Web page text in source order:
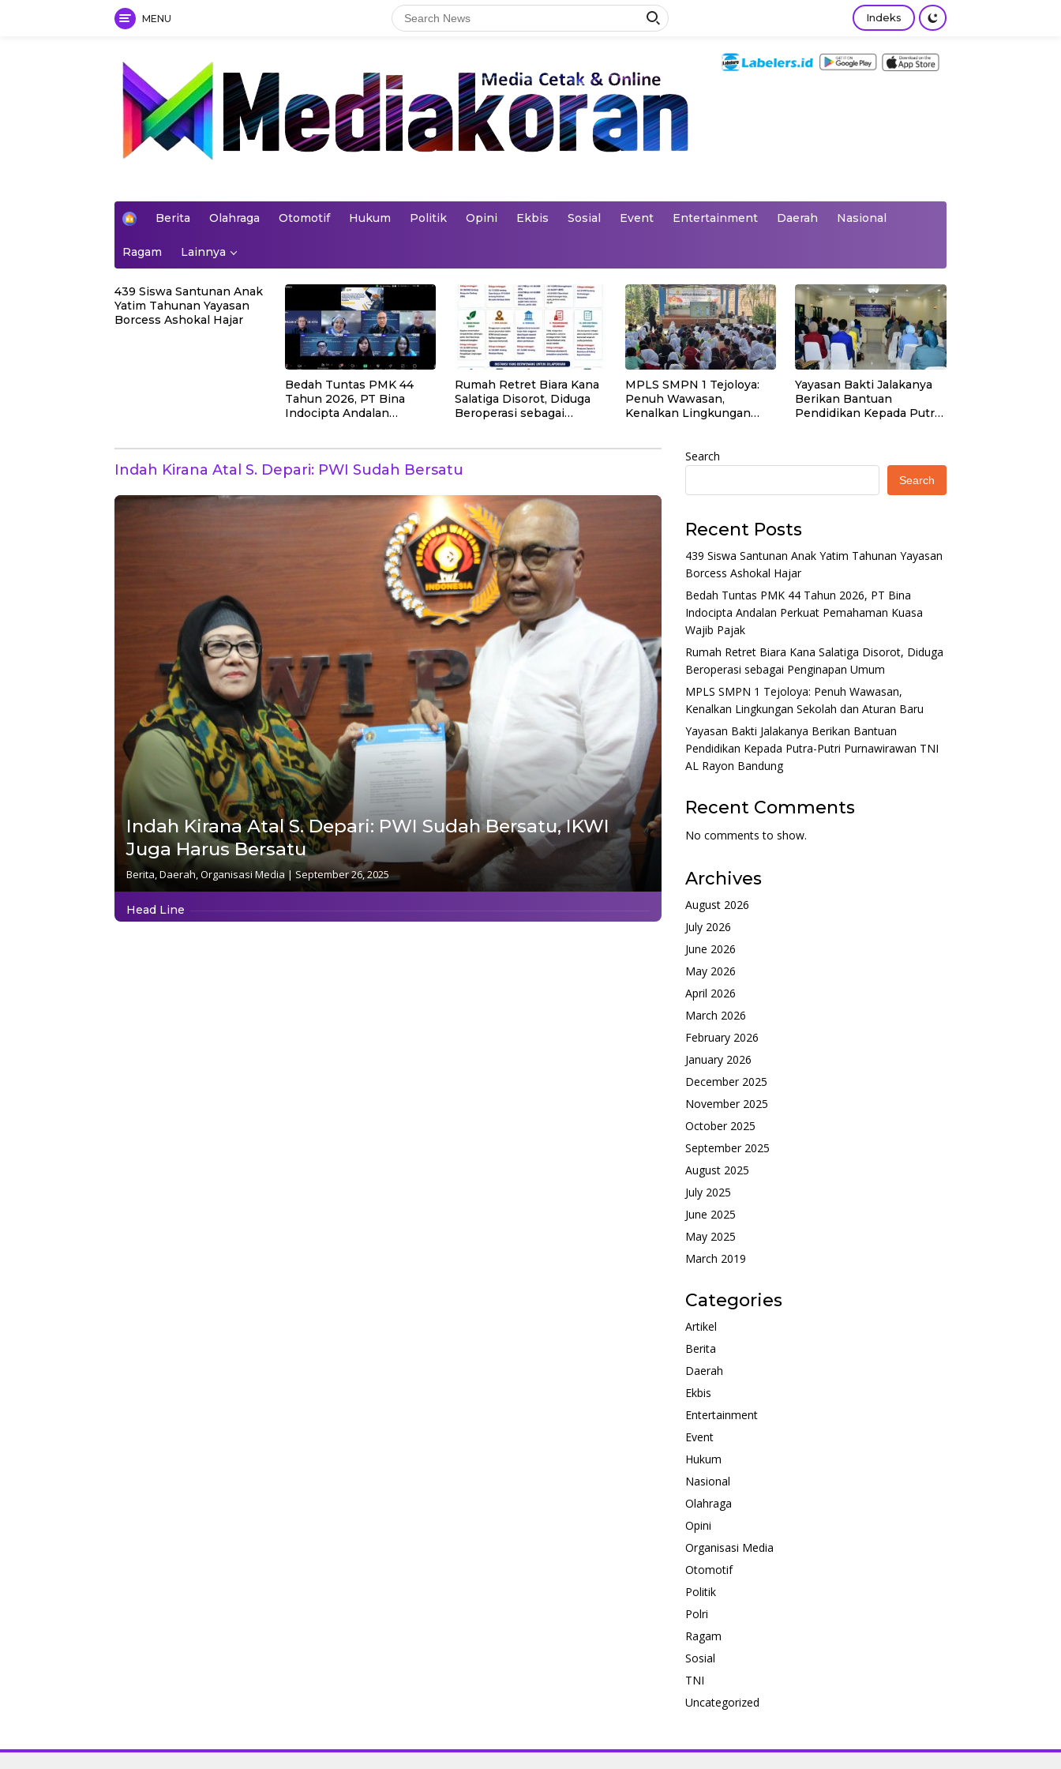
MENU Indeks
H
e
Berita Olahraga Otomotif Hukum Politik Opini Ekbis Sosial Event Entertainment Daerah Nasional
Ragam Lainnya
439 Siswa Santunan Anak
Yatim Tahunan Yayasan
Borcess Ashokal Hajar
Bedah Tuntas PMK 44
Tahun 2026, PT Bina
Indocipta Andalan
Rumah Retret Biara Kana
Salatiga Disorot, Diduga
Beroperasi sebagai
MPLS SMPN 1 Tejoloya:
Penuh Wawasan,
Kenalkan Lingkungan
Yayasan Bakti Jalakanya
Berikan Bantuan
Pendidikan Kepada Putra-
Indah Kirana Atal S. Depari: PWI Sudah Bersatu
Indah Kirana Atal S. Depari: PWI Sudah Bersatu, IKWI
Juga Harus Bersatu
Berita,Daerah,Organisasi Media | September 26, 2025
Head Line
Search
Search
Recent Posts
439 Siswa Santunan Anak Yatim Tahunan Yayasan
Borcess Ashokal Hajar
Bedah Tuntas PMK 44 Tahun 2026, PT Bina
Indocipta Andalan Perkuat Pemahaman Kuasa
Wajib Pajak
Rumah Retret Biara Kana Salatiga Disorot, Diduga
Beroperasi sebagai Penginapan Umum
MPLS SMPN 1 Tejoloya: Penuh Wawasan,
Kenalkan Lingkungan Sekolah dan Aturan Baru
Yayasan Bakti Jalakanya Berikan Bantuan
Pendidikan Kepada Putra-Putri Purnawirawan TNI
AL Rayon Bandung
Recent Comments
No comments to show.
Archives
August 2026
July 2026
June 2026
May 2026
April 2026
March 2026
February 2026
January 2026
December 2025
November 2025
October 2025
September 2025
August 2025
July 2025
June 2025
May 2025
March 2019
Categories
Artikel
Berita
Daerah
Ekbis
Entertainment
Event
Hukum
Nasional
Olahraga
Opini
Organisasi Media
Otomotif
Politik
Polri
Ragam
Sosial
TNI
Uncategorized